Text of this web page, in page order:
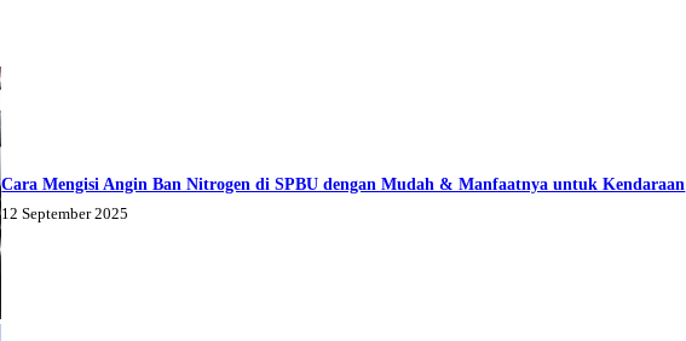
Cara Mengisi Angin Ban Nitrogen di SPBU dengan Mudah & Manfaatnya untuk Kendaraan
12 September 2025